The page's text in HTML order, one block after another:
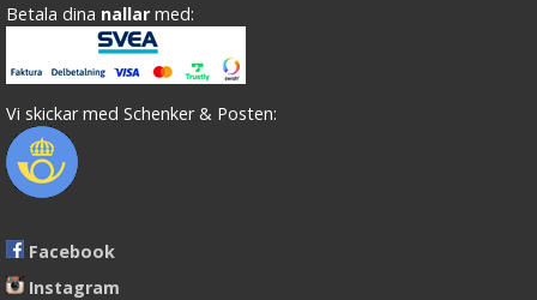
Betala dina nallar med:
Vi skickar med Schenker & Posten:
Facebook
Instagram